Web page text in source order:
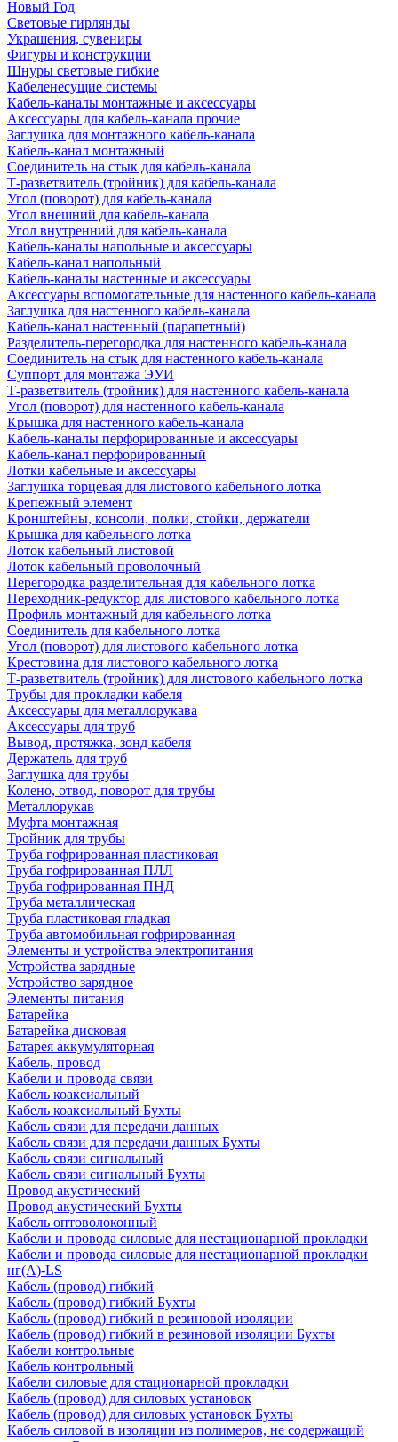
Новый Год
Световые гирлянды
Украшения, сувениры
Фигуры и конструкции
Шнуры световые гибкие
Кабеленесущие системы
Кабель-каналы монтажные и аксессуары
Аксессуары для кабель-канала прочие
Заглушка для монтажного кабель-канала
Кабель-канал монтажный
Соединитель на стык для кабель-канала
Т-разветвитель (тройник) для кабель-канала
Угол (поворот) для кабель-канала
Угол внешний для кабель-канала
Угол внутренний для кабель-канала
Кабель-каналы напольные и аксессуары
Кабель-канал напольный
Кабель-каналы настенные и аксессуары
Аксессуары вспомогательные для настенного кабель-канала
Заглушка для настенного кабель-канала
Кабель-канал настенный (парапетный)
Разделитель-перегородка для настенного кабель-канала
Соединитель на стык для настенного кабель-канала
Суппорт для монтажа ЭУИ
Т-разветвитель (тройник) для настенного кабель-канала
Угол (поворот) для настенного кабель-канала
Крышка для настенного кабель-канала
Кабель-каналы перфорированные и аксессуары
Кабель-канал перфорированный
Лотки кабельные и аксессуары
Заглушка торцевая для листового кабельного лотка
Крепежный элемент
Кронштейны, консоли, полки, стойки, держатели
Крышка для кабельного лотка
Лоток кабельный листовой
Лоток кабельный проволочный
Перегородка разделительная для кабельного лотка
Переходник-редуктор для листового кабельного лотка
Профиль монтажный для кабельного лотка
Соединитель для кабельного лотка
Угол (поворот) для листового кабельного лотка
Крестовина для листового кабельного лотка
Т-разветвитель (тройник) для листового кабельного лотка
Трубы для прокладки кабеля
Аксессуары для металлорукава
Аксессуары для труб
Вывод, протяжка, зонд кабеля
Держатель для труб
Заглушка для трубы
Колено, отвод, поворот для трубы
Металлорукав
Муфта монтажная
Тройник для трубы
Труба гофрированная пластиковая
Труба гофрированная ПЛЛ
Труба гофрированная ПНД
Труба металлическая
Труба пластиковая гладкая
Труба автомобильная гофрированная
Элементы и устройства электропитания
Устройства зарядные
Устройство зарядное
Элементы питания
Батарейка
Батарейка дисковая
Батарея аккумуляторная
Кабель, провод
Кабели и провода связи
Кабель коаксиальный
Кабель коаксиальный Бухты
Кабель связи для передачи данных
Кабель связи для передачи данных Бухты
Кабель связи сигнальный
Кабель связи сигнальный Бухты
Провод акустический
Провод акустический Бухты
Кабель оптоволоконный
Кабели и провода силовые для нестационарной прокладки
Кабели и провода силовые для нестационарной прокладки
нг(А)-LS
Кабель (провод) гибкий
Кабель (провод) гибкий Бухты
Кабель (провод) гибкий в резиновой изоляции
Кабель (провод) гибкий в резиновой изоляции Бухты
Кабели контрольные
Кабель контрольный
Кабели силовые для стационарной прокладки
Кабель (провод) для силовых установок
Кабель (провод) для силовых установок Бухты
Кабель силовой в изоляции из полимеров, не содержащий